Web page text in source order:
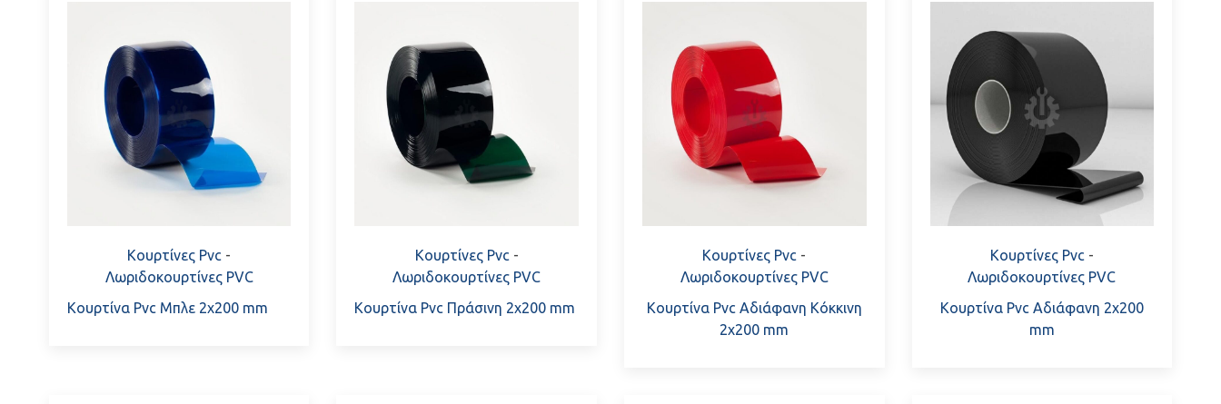
Κουρτίνες Pvc -
Λωριδοκουρτίνες PVC
Κουρτίνα Pvc Μπλε 2x200 mm
Κουρτίνες Pvc-
Λωριδοκουρτίνες PVC
Κουρτίνα Pvc Πράσινη 2x200 mm
Κουρτίνες Pvc -
Λωριδοκουρτίνες PVC
Κουρτίνα Pvc Αδιάφανη Κόκκινη
2x200 mm
Κουρτίνες Pvc-
Λωριδοκουρτίνες PVC
Κουρτίνα Pvc Αδιάφανη 2x200
mm